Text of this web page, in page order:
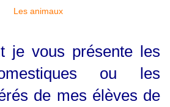
je vous présente les
ou les
de mes élèves de